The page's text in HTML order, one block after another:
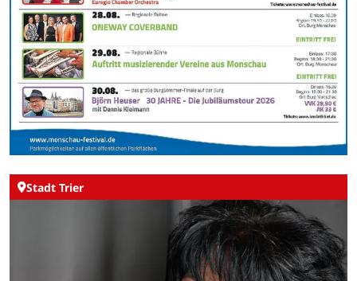
Stadt Trier